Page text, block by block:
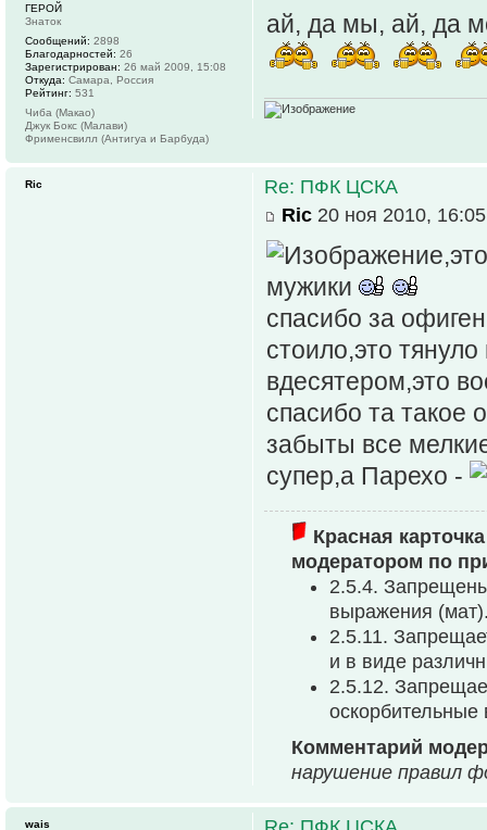
ай, да мы, ай, да
ГЕРОЙ
Знаток
Сообщений: 2898
Благодарностей: 26
Зарегистрирован: 26 май 2009, 15:08
Откуда: Самара, Россия
Рейтинг: 531
Чиба (Макао)
Джук Бокс (Малави)
Фрименсвилл (Антигуа и Барбуда)
Re: ПФК ЦСКА
Ric 20 ноя 2010, 16:05
мужики
спасибо за
стоило,это
вдесятером,это
спасибо та такое
забыты все
супер,а Парехо -
Красная
модератором по
2.5.4.
выpажения
2.5.11.
и в виде
2.5.12.
Комментарий
нарушение правил
Ric
wais